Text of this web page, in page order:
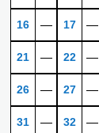
16 ―
21 ―
26 ―
31 ―
17 ―
22 ―
27 ―
32 ―